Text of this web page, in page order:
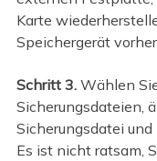
Karte
Speichergerät
Schritt 3. Wählen
Sicherungsdateien,
Sicherungsdatei
Es ist nicht ratsam,